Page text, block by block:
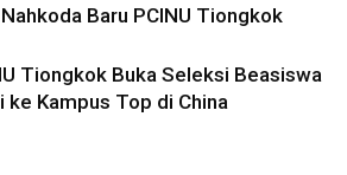
Baru PCINU Tiongkok
Tiongkok Buka Seleksi Beasiswa
ke Kampus Top di China